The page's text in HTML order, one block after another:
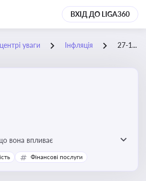
ВХІД ДО LIGA360
уваги Інфляція 27-12-2025
вона впливає
Фінансові послуги